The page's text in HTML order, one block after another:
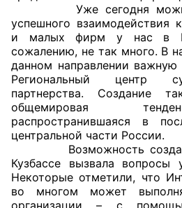
Экспертный совет ОП КО
Совет ОП КО
Общественный штаб
Члены ОП КО
Документы ОП КО
Регламент ОП КО
Кодекс этики ОП КО
Уже сегодня можно
успешного взаимодействия
и малых фирм у нас в
сожалению, не так много. В
данном направлении
Региональный центр
партнерства. Создание
общемировая
распространившаяся в
центральной части России.
Возможность
Кузбассе вызвала вопросы
Некоторые отметили, что
во многом может
организации – с